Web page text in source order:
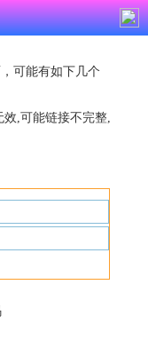
可能有如下几个
,可能链接不完整,